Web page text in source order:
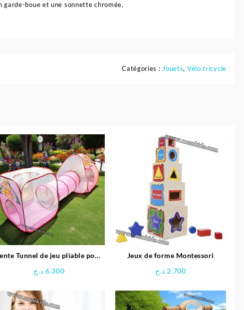
garde-boue et une sonnette chromée.
Catégories : Jouets, Vélo tricycle
Tunnel de jeu pliable pour
6.300 د.ج
Jeux de forme Montessori
2.700 د.ج